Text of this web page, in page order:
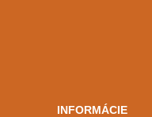
INFORMÁCIE